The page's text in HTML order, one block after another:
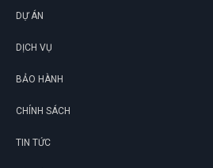
DỰ ÁN
DỊCH VỤ
BẢO HÀNH
CHÍNH SÁCH
TIN TỨC